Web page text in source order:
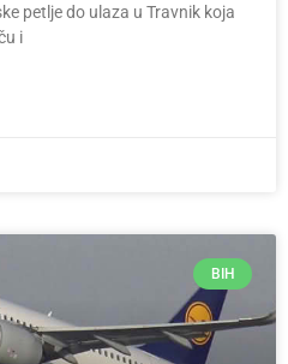
petlje do ulaza u Travnik koja
i
BIH